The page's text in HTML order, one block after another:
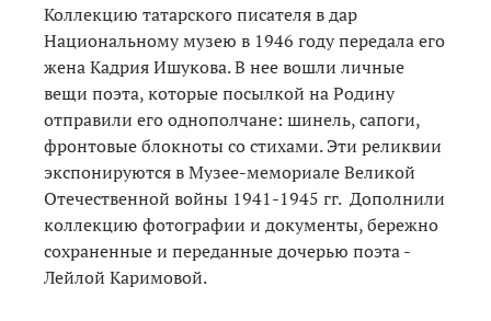
Коллекцию татарского писателя в дар
Национальному музею в 1946 году передала его
жена Кадрия Ишукова. В нее вошли личные
вещи поэта, которые посылкой на Родину
отправили его однополчане: шинель, сапоги,
фронтовые блокноты со стихами. Эти реликвии
экспонируются в Музее-мемориале Великой
Отечественной войны 1941-1945 гг. Дополнили
коллекцию фотографии и документы, бережно
сохраненные и переданные дочерью поэта -
Лейлой Каримовой.